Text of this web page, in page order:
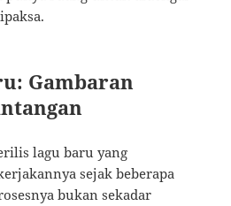
Gambaran
lagu baru yang
sejak beberapa
bukan sekadar